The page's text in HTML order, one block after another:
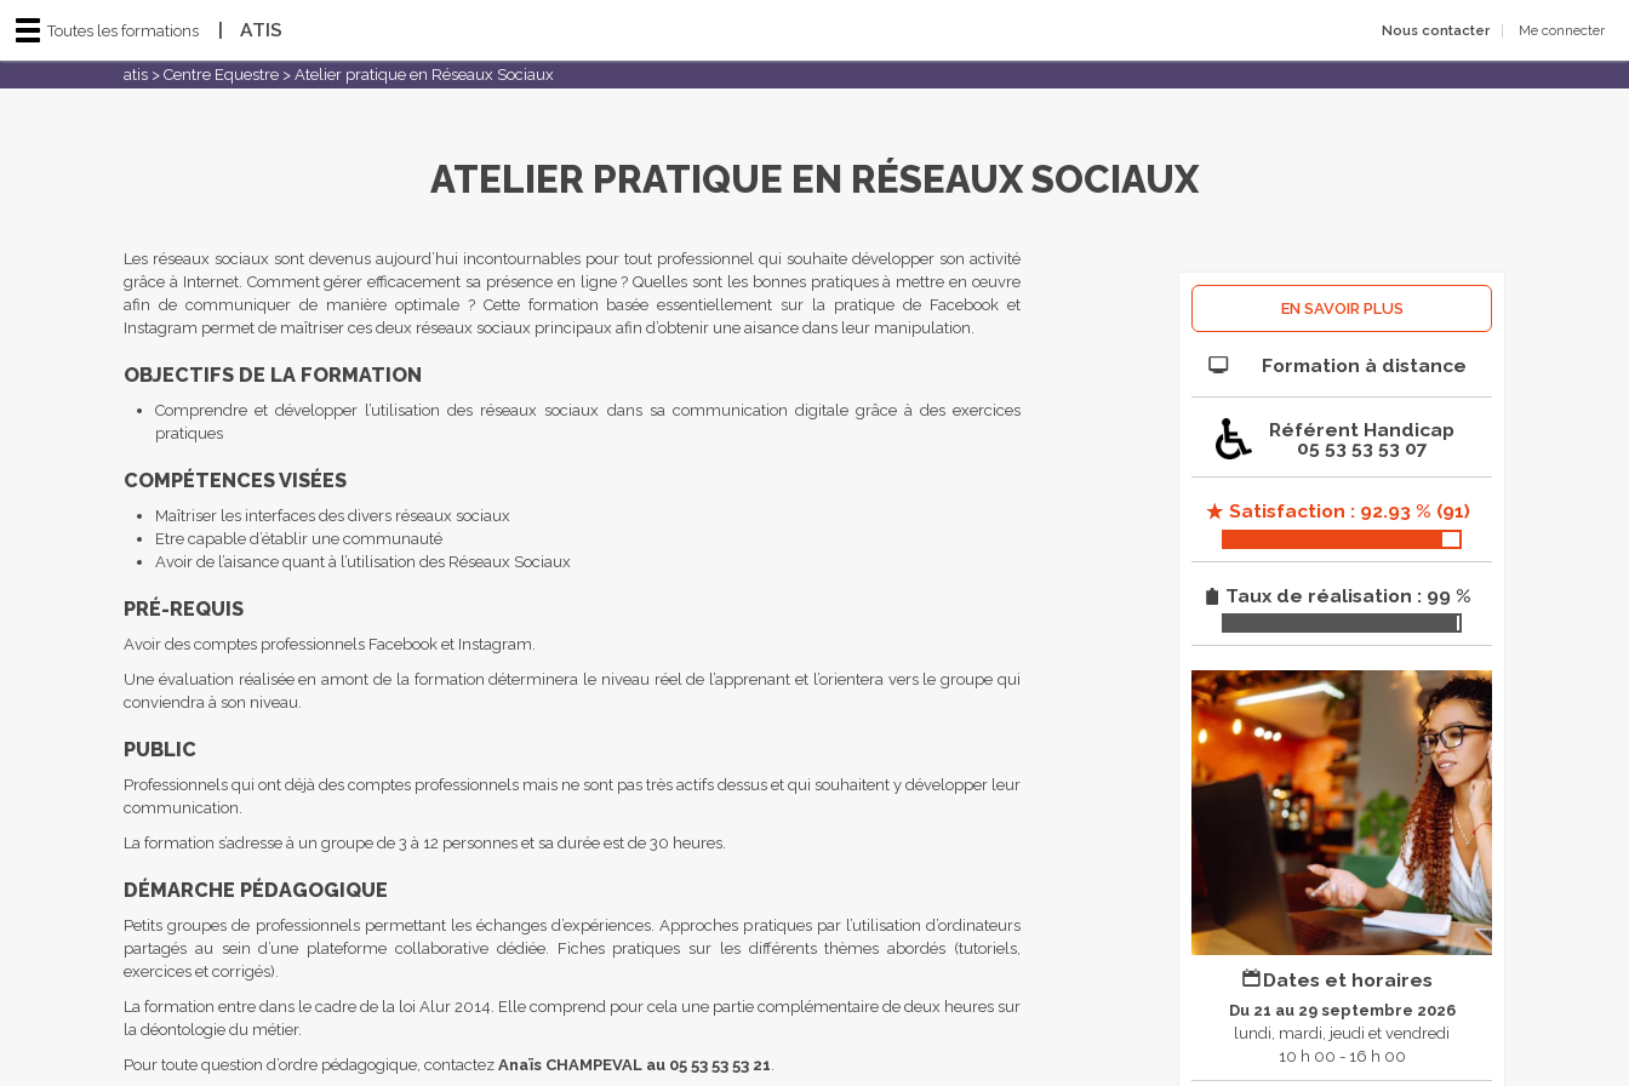
Toutes les formations | ATIS Nous contacter Me connecter
atis > Centre Equestre > Atelier pratique en Réseaux Sociaux
ATELIER PRATIQUE EN RÉSEAUX SOCIAUX
Les réseaux sociaux sont devenus aujourd’hui incontournables pour tout professionnel qui souhaite développer son activité
grâce à Internet. Comment gérer efficacement sa présence en ligne ? Quelles sont les bonnes pratiques à mettre en œuvre
afin de communiquer de manière optimale ? Cette formation basée essentiellement sur la pratique de Facebook et
Instagram permet de maîtriser ces deux réseaux sociaux principaux afin d’obtenir une aisance dans leur manipulation.
OBJECTIFS DE LA FORMATION
Comprendre et développer l’utilisation des réseaux sociaux dans sa communication digitale grâce à des exercices
pratiques
COMPÉTENCES VISÉES
Maîtriser les interfaces des divers réseaux sociaux
Etre capable d’établir une communauté
Avoir de l’aisance quant à l’utilisation des Réseaux Sociaux
PRÉ-REQUIS
Avoir des comptes professionnels Facebook et Instagram.
Une évaluation réalisée en amont de la formation déterminera le niveau réel de l’apprenant et l’orientera vers le groupe qui
conviendra à son niveau.
PUBLIC
Professionnels qui ont déjà des comptes professionnels mais ne sont pas très actifs dessus et qui souhaitent y développer leur
communication.
La formation s’adresse à un groupe de 3 à 12 personnes et sa durée est de 30 heures.
DÉMARCHE PÉDAGOGIQUE
Petits groupes de professionnels permettant les échanges d’expériences. Approches pratiques par l’utilisation d’ordinateurs
partagés au sein d’une plateforme collaborative dédiée. Fiches pratiques sur les différents thèmes abordés (tutoriels,
exercices et corrigés).
La formation entre dans le cadre de la loi Alur 2014. Elle comprend pour cela une partie complémentaire de deux heures sur
la déontologie du métier.
Pour toute question d’ordre pédagogique, contactez Anaïs CHAMPEVAL au 05 53 53 53 21.
EN SAVOIR PLUS
Formation à distance
Référent Handicap
05 53 53 53 07
Satisfaction : 92.93 % (91)
Taux de réalisation : 99 %
Dates et horaires
Du 21 au 29 septembre 2026
lundi, mardi, jeudi et vendredi
10 h 00 - 16 h 00